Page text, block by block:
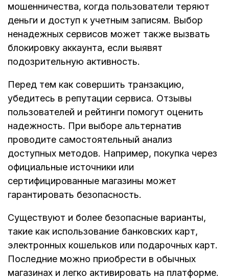
мошенничества, когда пользователи теряют
деньги и доступ к учетным записям. Выбор
ненадежных сервисов может также вызвать
блокировку аккаунта, если выявят
подозрительную активность.
Перед тем как совершить транзакцию,
убедитесь в репутации сервиса. Отзывы
пользователей и рейтинги помогут оценить
надежность. При выборе альтернатив
проводите самостоятельный анализ
доступных методов. Например, покупка через
официальные источники или
сертифицированные магазины может
гарантировать безопасность.
Существуют и более безопасные варианты,
такие как использование банковских карт,
электронных кошельков или подарочных карт.
Последние можно приобрести в обычных
магазинах и легко активировать на платформе.